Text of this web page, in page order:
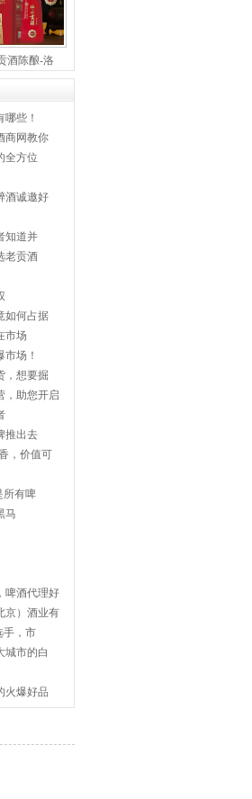
酒陈酿-洛
些！
商网教你
全方位
酒诚邀好
知道并
老贡酒
如何占据
市场
场！
，想要掘
，助您开启
推出去
，价值可
所有啤
马
啤酒代理好
京）酒业有
手，市
城市的白
火爆好品